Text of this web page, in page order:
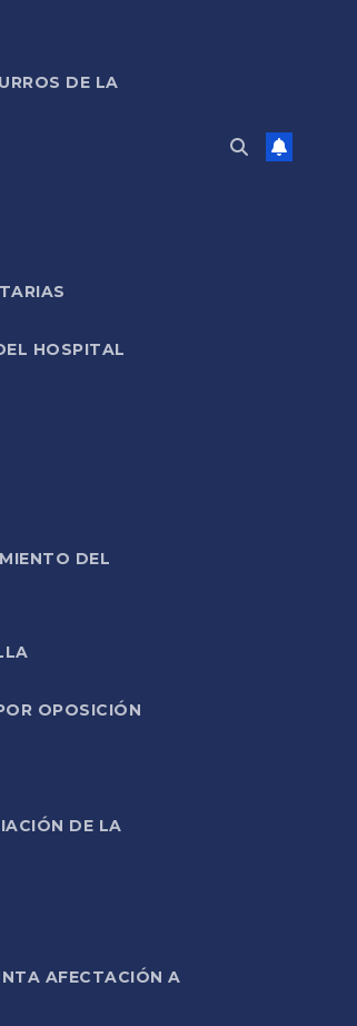
DE LA
HOSPITAL
DEL
OPOSICIÓN
DE LA
AFECTACIÓN A